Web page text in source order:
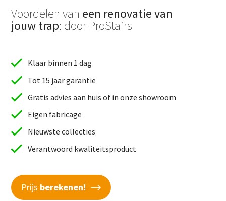
Voordelen van een renovatie van
jouw trap: door ProStairs
Klaar binnen 1 dag
Tot 15 jaar garantie
Gratis advies aan huis of in onze showroom
Eigen fabricage
Nieuwste collecties
Verantwoord kwaliteitsproduct
Prijs berekenen!